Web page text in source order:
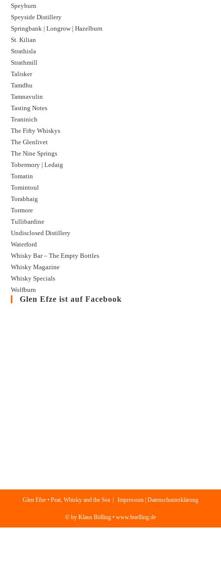
Speyburn
Speyside Distillery
Springbank | Longrow | Hazelburn
St. Kilian
Strathisla
Strathmill
Talisker
Tamdhu
Tamnavulin
Tasting Notes
Teaninich
The Fifty Whiskys
The Glenlivet
The Nine Springs
Tobermory | Ledaig
Tomatin
Tomintoul
Torabhaig
Tormore
Tullibardine
Undisclosed Distillery
Waterford
Whisky Bar – The Empty Bottles
Whisky Magazine
Whisky Specials
Wolfburn
Glen Efze ist auf Facebook
Glen Efze • Peat, Whisky and the Sea Impressum | Datenschutzerklärung
© by Klaus Bölling • www.boelling.de